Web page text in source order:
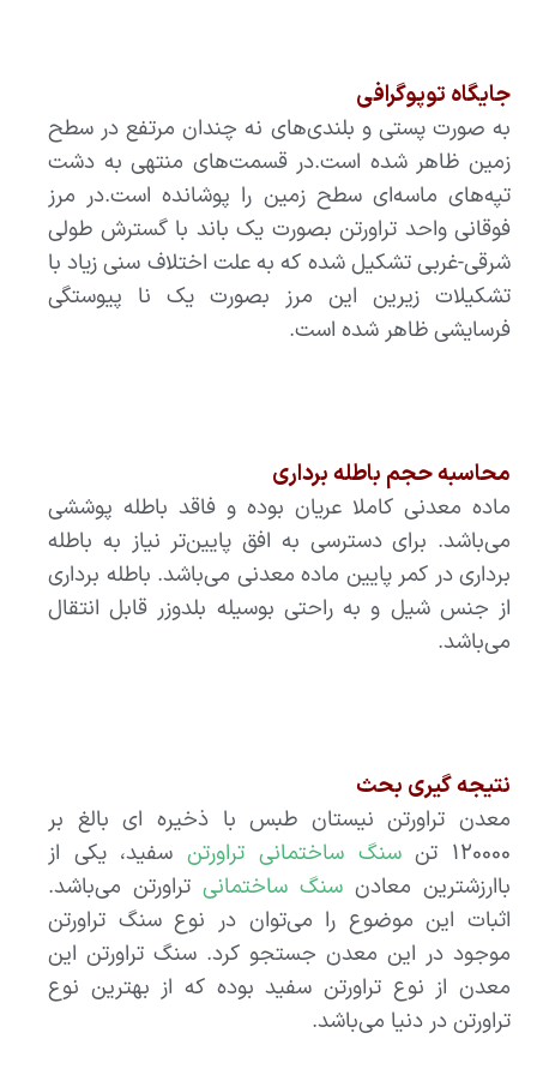
جایگاه توپوگرافی
به صورت پستی و بلندی‌‌های نه چندان مرتفع در سطح
زمین ظاهر شده است‌.در قسمت‌های منتهی به دشت
تپه‌‌های ماسه‌ای سطح زمین را پوشانده است‌.در مرز
فوقانی واحد تراورتن بصورت یک باند با گسترش طولی
شرقی-غربی تشکیل شده که به علت اختلاف سنی زیاد با
تشکیلات زیرین این مرز بصورت یک نا پیوستگی
فرسایشی ظاهر شده است.
محاسبه حجم باطله برداری
ماده معدنی کاملا عریان بوده و فاقد باطله پوششی
می‌باشد. برای دسترسی به افق پایین‌تر نیاز به باطله
برداری در کمر پایین ماده معدنی می‌باشد‌. باطله برداری
از جنس شیل و به راحتی بوسیله بلدوزر قابل انتقال
می‌باشد.
نتیجه گیری بحث
معدن تراورتن نیستان طبس با ذخیره ای بالغ بر
۱۲۰۰۰۰ تن
سنگ ساختمانی تراورتنسفید، یکی از
باارزشترین معادن سنگ ساختمانیتراورتن ‌می‌باشد‌.
اثبات این موضوع را ‌می‌توان در نوع سنگ تراورتن
موجود در این معدن جستجو کرد. سنگ تراورتن این
معدن از نوع تراورتن سفید بوده که از بهترین نوع
تراورتن در دنیا ‌می‌باشد.